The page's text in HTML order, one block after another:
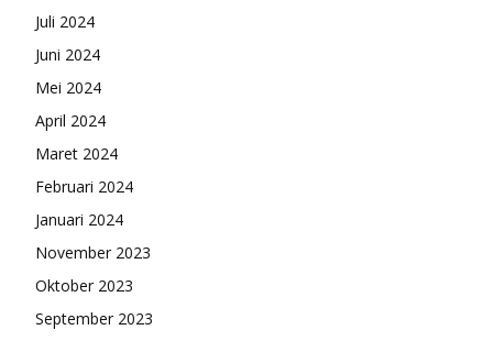
Juli 2024
Juni 2024
Mei 2024
April 2024
Maret 2024
Februari 2024
Januari 2024
November 2023
Oktober 2023
September 2023